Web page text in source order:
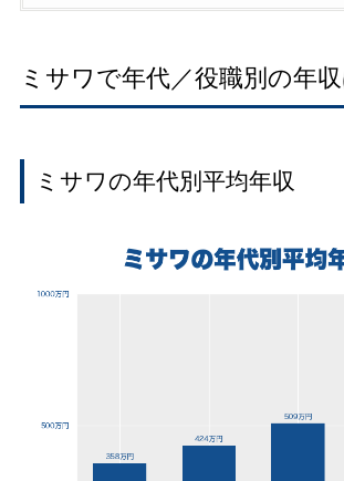
ミサワで年代／役職別の年
ミサワの年代別平均年収